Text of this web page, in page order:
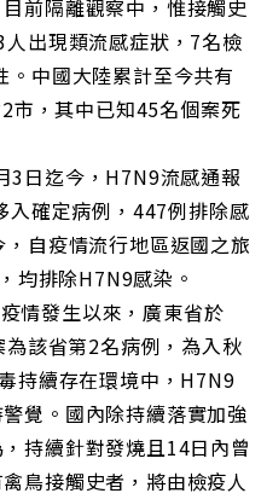
前隔離觀察中，惟接觸史
出現類流感症狀，7名檢
中國大陸累計至今共有
市，其中已知45名個案死
日迄今，H7N9流感通報
確定病例，447例排除感
自疫情流行地區返國之旅
均排除H7N9感染。
情發生以來，廣東省於
該省第2名病例，為入秋
持續存在環境中，H7N9
覺。國內除持續落實加強
持續針對發燒且14日內曾
鳥接觸史者，將由檢疫人